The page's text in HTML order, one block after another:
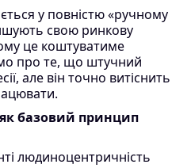
у повністю «ручному
свою ринкову
це коштуватиме
про те, що штучний
але він точно витіснить
базовий принцип
людиноцентричність